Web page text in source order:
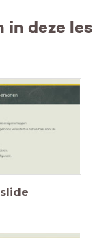
in deze les